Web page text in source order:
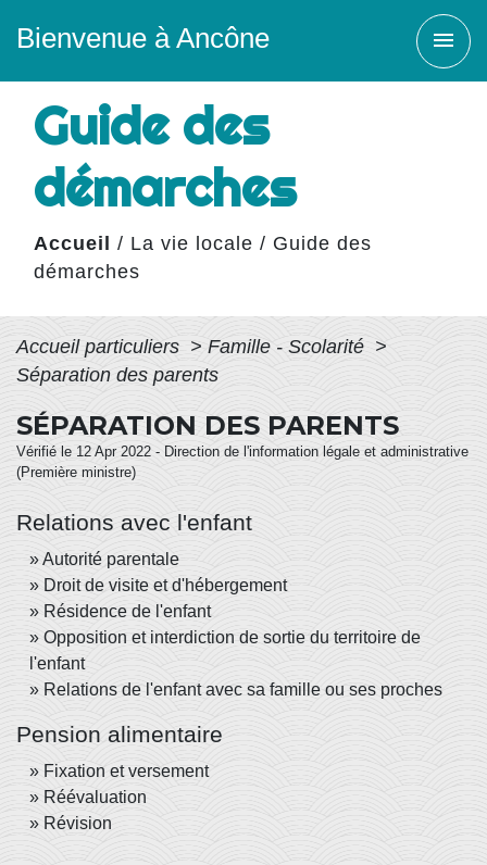
Bienvenue à Ancône menu
Guide des
démarches
Accueil / La vie locale / Guide des
démarches
Accueil particuliers > Famille - Scolarité >
Séparation des parents
SÉPARATION DES PARENTS
Vérifié le 12 Apr 2022 - Direction de l'information légale et administrative
(Première ministre)
Relations avec l'enfant
Autorité parentale
Droit de visite et d'hébergement
Résidence de l'enfant
Opposition et interdiction de sortie du territoire de
l'enfant
Relations de l'enfant avec sa famille ou ses proches
Pension alimentaire
Fixation et versement
Réévaluation
Révision